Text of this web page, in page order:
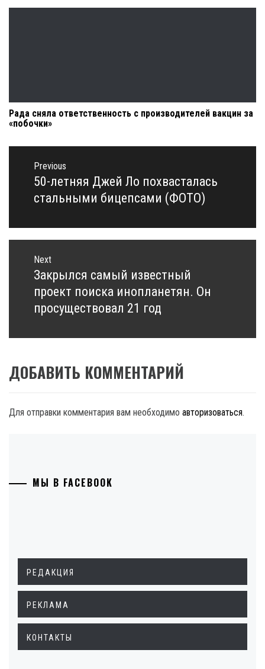
Рада сняла ответственность с производителей вакцин за
«побочки»
Навигация
записям
Previous
Previous
post:
50-летняя Джей Ло похвасталась
стальными бицепсами (ФОТО)
Next
Next
post:
Закрылся самый известный
проект поиска инопланетян. Он
просуществовал 21 год
ДОБАВИТЬ КОММЕНТАРИЙ
Для отправки комментария вам необходимо авторизоваться.
МЫ В FACEBOOK
РЕДАКЦИЯ
РЕКЛАМА
КОНТАКТЫ